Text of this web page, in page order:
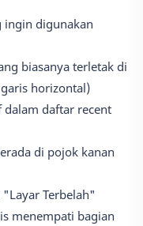
ingin digunakan
biasanya terletak di
horizontal)
dalam daftar recent
di pojok kanan
"Layar Terbelah"
menempati bagian